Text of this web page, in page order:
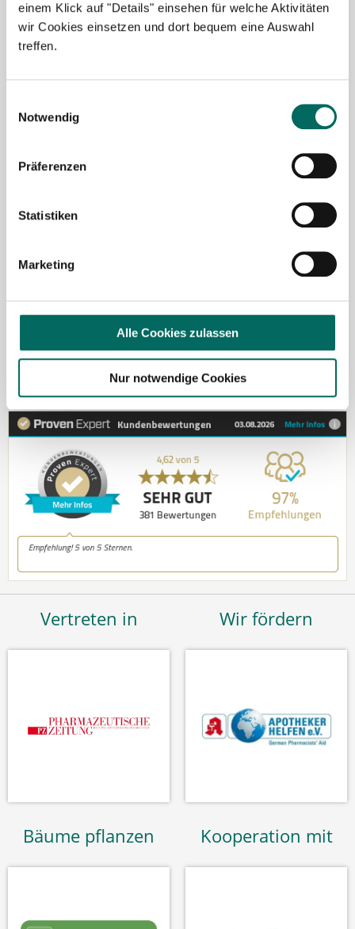
einem Klick auf "Details" einsehen für welche Aktivitäten
wir Cookies einsetzen und dort bequem eine Auswahl
treffen.
Notwendig
Präferenzen
Statistiken
Marketing
Alle Cookies zulassen
Nur notwendige Cookies
Susanne Schwake-Karl
Gerne unterstütze ich Sie bei Ihrer Suche nach einer
Sie haben Fragen zu unseren Stellenanzeigen oder
kontaktieren Sie mich gerne.
Jetzt zur kostenlosen Stellenanfrage
Kontakt
Tel.: +49 (0) 521 / 911 730 37
hallo@deutscher-apotheker-service.de
Vertreten in Wir fördern
Bäume pflanzen Kooperation mit